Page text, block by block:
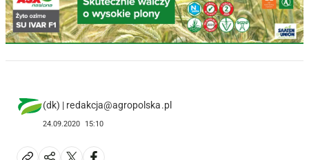
(dk) | redakcja@agropolska.pl
24.09.2020 15:10